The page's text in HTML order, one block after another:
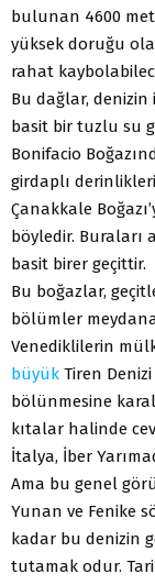
bulunan 4600
yüksek doruğu
rahat
Bu dağlar, denizin
basit bir tuzlu su
Bonifacio
girdaplı
Çanakkale
böyledir. Buraları
basit birer geçittir.
Bu boğazlar,
bölümler
Venediklilerin
büyük Tiren
bölünmesine
kıtalar halinde
İtalya, İber
Ama bu genel
Yunan ve Fenike
kadar bu denizin
tutamak odur.